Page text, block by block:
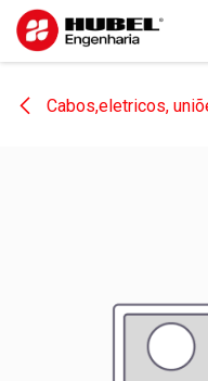
Pular para o conteúdo
Cabos,eletricos,